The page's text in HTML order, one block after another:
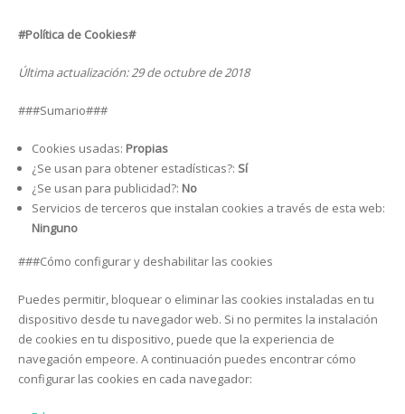
#Política de Cookies#
Última actualización: 29 de octubre de 2018
###Sumario###
Cookies usadas: Propias
¿Se usan para obtener estadísticas?: Sí
¿Se usan para publicidad?: No
Servicios de terceros que instalan cookies a través de esta web:
Ninguno
###Cómo configurar y deshabilitar las cookies
Puedes permitir, bloquear o eliminar las cookies instaladas en tu
dispositivo desde tu navegador web. Si no permites la instalación
de cookies en tu dispositivo, puede que la experiencia de
navegación empeore. A continuación puedes encontrar cómo
configurar las cookies en cada navegador: